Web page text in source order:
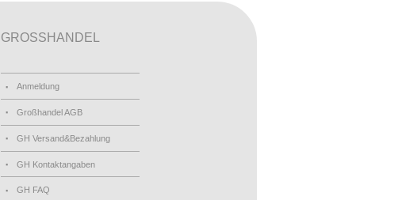
GROSSHANDEL
Anmeldung
Großhandel AGB
GH Versand&Bezahlung
GH Kontaktangaben
GH FAQ